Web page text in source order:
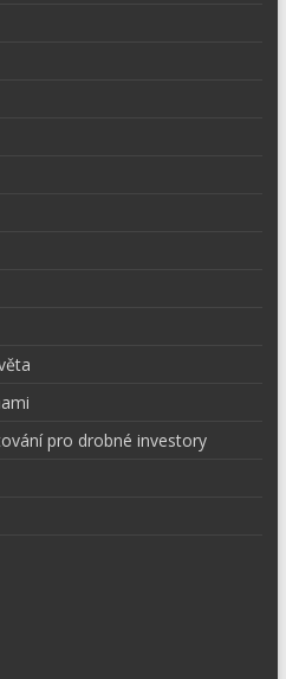
pro drobné investory